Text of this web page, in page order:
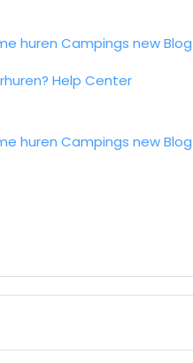
huren Campings newBlog
Help Center
huren Campings newBlog